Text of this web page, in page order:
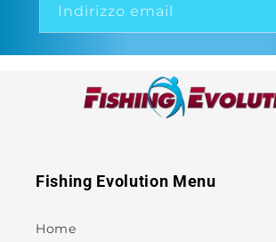
Indirizzo email
Fishing Evolution Menu
Home